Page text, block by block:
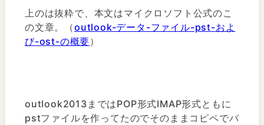
上のは抜粋で、本文はマイクロソフト公式のこ
の文章。（outlook-データ-ファイル-pst-およ
び-ost-の概要）
outlook2013まではPOP形式IMAP形式ともに
pstファイルを作ってたのでそのままコピペでバ